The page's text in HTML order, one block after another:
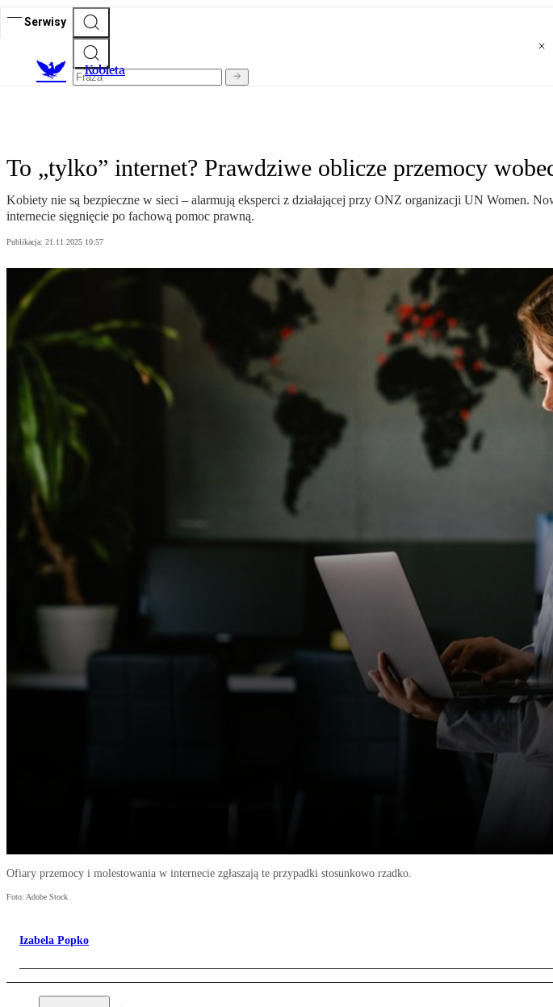
Serwisy
Kobieta
To „tylko” internet? Prawdziwe oblicze przemocy
Kobiety nie są bezpieczne w sieci – alarmują eksperci z działającej przy ONZ organizacji UN Women.
internecie sięgnięcie po fachową pomoc prawną.
Publikacja: 21.11.2025 10:57
Ofiary przemocy i molestowania w internecie zgłaszają te przypadki stosunkowo rzadko.
Foto: Adobe Stock
Izabela Popko